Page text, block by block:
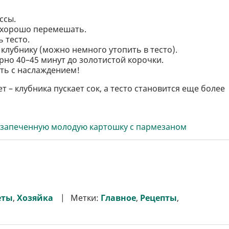
перемешать.
тесто.
(можно немного утопить в тесто).
40–45 минут до золотистой корочки.
с наслаждением!
клубника пускает сок, а тесто становится еще более
молодую картошку с пармезаном
, Хозяйка Метки: Главное, Рецепты,